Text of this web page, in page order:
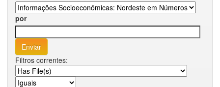
por
Filtros correntes: